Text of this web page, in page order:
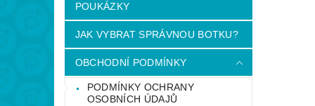
POUKÁZKY
JAK VYBRAT SPRÁVNOU BOTKU?
OBCHODNÍ PODMÍNKY
PODMÍNKY OCHRANY
OSOBNÍCH ÚDAJŮ